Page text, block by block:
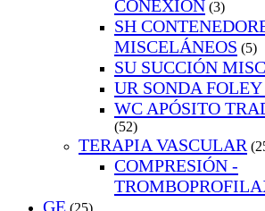
CONEXIÓN (3)
SH
MISCELÁNEOS (5)
SU SUCCIÓN
UR SONDA
WC APÓSITO
(52)
TERAPIA VASCULAR
COMPRESIÓN -
GE